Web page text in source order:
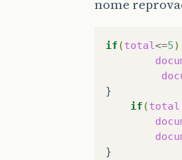
nome
if (total <=5)
}
if (total